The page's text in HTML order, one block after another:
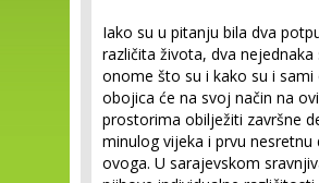
Iako su u pitanju bila dva
različita života, dva nejednaka
onome što su i kako su i sami
obojica će na svoj način na
prostorima obilježiti završne
minulog vijeka i prvu nesretnu
ovoga. U sarajevskom